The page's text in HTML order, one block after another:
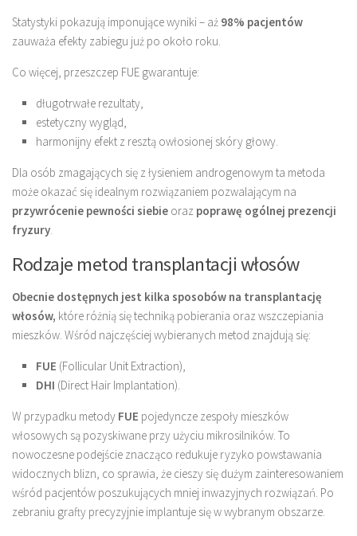
Statystyki pokazują imponujące wyniki – aż 98% pacjentów
zauważa efekty zabiegu już po około roku.
Co więcej, przeszczep FUE gwarantuje:
długotrwałe rezultaty,
estetyczny wygląd,
harmonijny efekt z resztą owłosionej skóry głowy.
Dla osób zmagających się z łysieniem androgenowym ta metoda
może okazać się idealnym rozwiązaniem pozwalającym na
przywrócenie pewności siebie oraz poprawę ogólnej prezencji
fryzury.
Rodzaje metod transplantacji włosów
Obecnie dostępnych jest kilka sposobów na transplantację
włosów, które różnią się techniką pobierania oraz wszczepiania
mieszków. Wśród najczęściej wybieranych metod znajdują się:
FUE (Follicular Unit Extraction),
DHI (Direct Hair Implantation).
W przypadku metody FUE pojedyncze zespoły mieszków
włosowych są pozyskiwane przy użyciu mikrosilników. To
nowoczesne podejście znacząco redukuje ryzyko powstawania
widocznych blizn, co sprawia, że cieszy się dużym zainteresowaniem
wśród pacjentów poszukujących mniej inwazyjnych rozwiązań. Po
zebraniu grafty precyzyjnie implantuje się w wybranym obszarze.